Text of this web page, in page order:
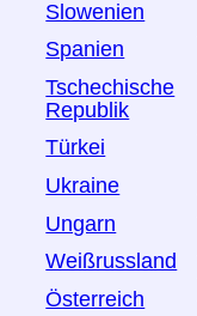
Slowenien
Spanien
Tschechische
Republik
Türkei
Ukraine
Ungarn
Weißrussland
Österreich